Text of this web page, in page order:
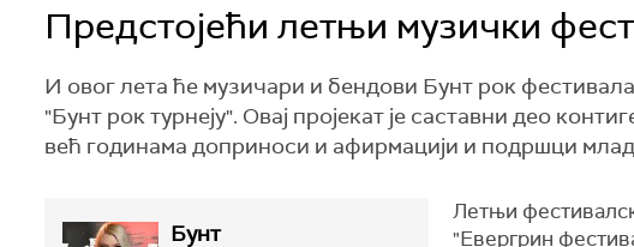
Предстојећи летњи музички
И овог лета ће музичари и бендови Бунт рок
"Бунт рок турнеју". Овај пројекат је саставни део
већ годинама доприноси и афирмацији и подршци
Бунт
Летњи
"Евергрин